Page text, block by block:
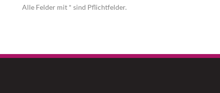
Alle Felder mit * sind Pflichtfelder.